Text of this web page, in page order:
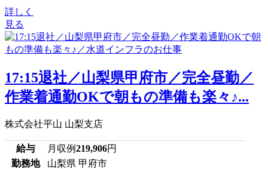
詳しく
見る
17:15退社／山梨県甲府市／完全昼勤／
作業着通勤OKで朝もの準備も楽々♪...
株式会社平山 山梨支店
給与 月収例219,906円
勤務地
山梨県 甲府市